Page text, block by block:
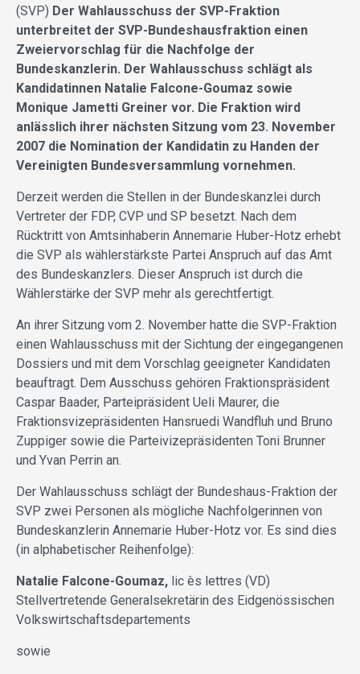
(SVP) Der Wahlausschuss der SVP-Fraktion
unterbreitet der SVP-Bundeshausfraktion einen
Zweiervorschlag für die Nachfolge der
Bundeskanzlerin. Der Wahlausschuss schlägt als
Kandidatinnen Natalie Falcone-Goumaz sowie
Monique Jametti Greiner vor. Die Fraktion wird
anlässlich ihrer nächsten Sitzung vom 23. November
2007 die Nomination der Kandidatin zu Handen der
Vereinigten Bundesversammlung vornehmen.
Derzeit werden die Stellen in der Bundeskanzlei durch
Vertreter der FDP, CVP und SP besetzt. Nach dem
Rücktritt von Amtsinhaberin Annemarie Huber-Hotz erhebt
die SVP als wählerstärkste Partei Anspruch auf das Amt
des Bundeskanzlers. Dieser Anspruch ist durch die
Wählerstärke der SVP mehr als gerechtfertigt.
An ihrer Sitzung vom 2. November hatte die SVP-Fraktion
einen Wahlausschuss mit der Sichtung der eingegangenen
Dossiers und mit dem Vorschlag geeigneter Kandidaten
beauftragt. Dem Ausschuss gehören Fraktionspräsident
Caspar Baader, Parteipräsident Ueli Maurer, die
Fraktionsvizepräsidenten Hansruedi Wandfluh und Bruno
Zuppiger sowie die Parteivizepräsidenten Toni Brunner
und Yvan Perrin an.
Der Wahlausschuss schlägt der Bundeshaus-Fraktion der
SVP zwei Personen als mögliche Nachfolgerinnen von
Bundeskanzlerin Annemarie Huber-Hotz vor. Es sind dies
(in alphabetischer Reihenfolge):
Natalie Falcone-Goumaz, lic ès lettres (VD)
Stellvertretende Generalsekretärin des Eidgenössischen
Volkswirtschaftsdepartements
sowie